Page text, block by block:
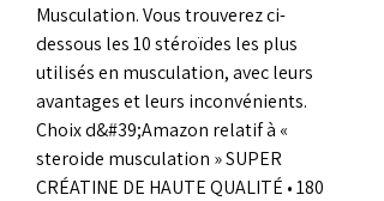
Musculation. Vous trouverez ci-
dessous les 10 stéroïdes les plus
utilisés en musculation, avec leurs
avantages et leurs inconvénients.
Choix d&#39;Amazon relatif à «
steroide musculation » SUPER
CRÉATINE DE HAUTE QUALITÉ • 180